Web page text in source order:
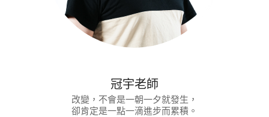
冠宇老師
改變，不會是一朝一夕就發生，
卻肯定是一點一滴進步而累積。